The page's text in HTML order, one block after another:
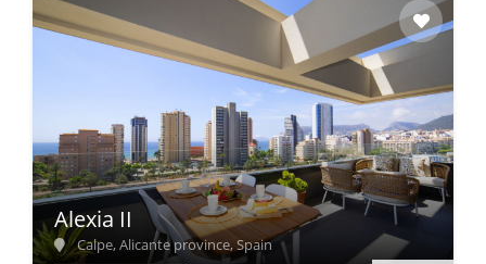
Alexia II
Calpe, Alicante province, Spain